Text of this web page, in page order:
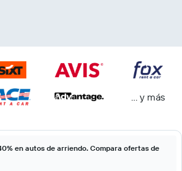
… y más
en autos de arriendo. Compara ofertas de